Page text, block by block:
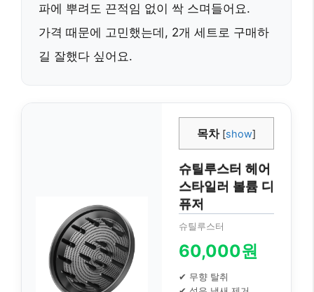
파에 뿌려도 끈적임 없이 싹 스며들어요.
가격 때문에 고민했는데, 2개 세트로 구매하
길 잘했다 싶어요.
목차 [show]
슈틸루스터 헤어
스타일러 볼륨 디
퓨저
슈틸루스터
60,000원
✔ 무향 탈취